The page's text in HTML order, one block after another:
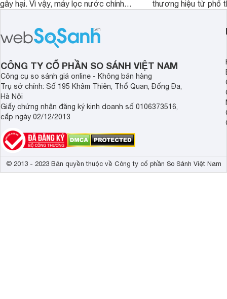
gây hại. Vì vậy, máy lọc nước chính
sức khỏe và đảm bảo nguồn nước
sạch cho cả gia đình.
thương hiệu từ phổ
cửa điện tử hãng
sẽ so sánh 5
Demax, Hubert và
CÔNG TY CỔ PHẦN SO SÁNH VIỆT NAM
Công cụ so sánh giá online - Không bán hàng
Trụ sở chính: Số 195 Khâm Thiên, Thổ Quan, Đống Đa,
Hà Nội
Giấy chứng nhận đăng ký kinh doanh số 0106373516,
cấp ngày 02/12/2013
© 2013 - 2023 Bản quyền thuộc về Công ty cổ phần So Sánh Việt Nam